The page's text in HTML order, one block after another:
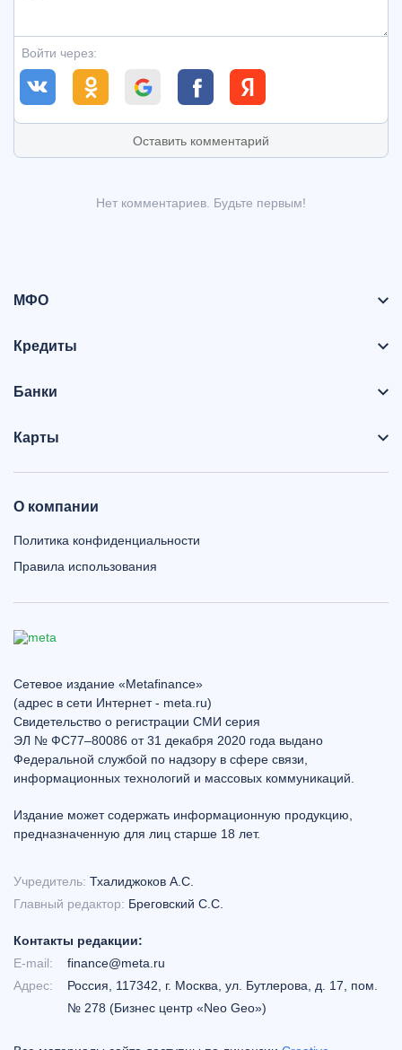
Войти через:
Оставить комментарий
Нет комментариев. Будьте первым!
МФО
Кредиты
Банки
Карты
О компании
Политика конфиденциальности
Правила использования
Сетевое издание «Metafinance»
(адрес в сети Интернет - meta.ru)
Свидетельство о регистрации СМИ серия
ЭЛ № ФС77–80086 от 31 декабря 2020 года выдано
Федеральной службой по надзору в сфере связи,
информационных технологий и массовых коммуникаций.
Издание может содержать информационную продукцию,
предназначенную для лиц старше 18 лет.
Учредитель: Тхалиджоков А.С.
Главный редактор: Бреговский С.С.
Контакты редакции:
E-mail:
finance@meta.ru
Адрес:
Россия, 117342, г. Москва, ул. Бутлерова, д. 17, пом.
№ 278 (Бизнес центр «Neo Geo»)